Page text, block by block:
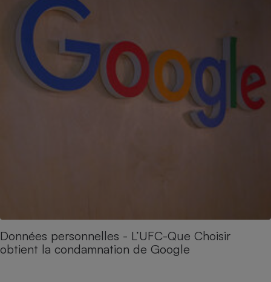
Données personnelles - L’UFC-Que Choisir
obtient la condamnation de Google